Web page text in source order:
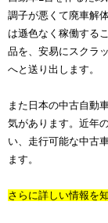
調子が悪くて廃車解
は遜色なく稼働する
品を、安易にスクラ
へと送り出します。
また日本の中古自動
気があります。近年
い、走行可能な中古
ます。
さらに詳しい情報を